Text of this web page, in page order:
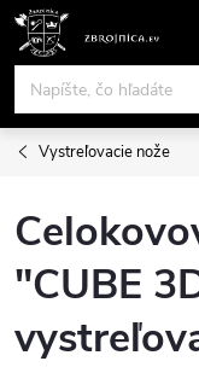
Prejsť
obsah
Vystreľovacie nože
"CUBE